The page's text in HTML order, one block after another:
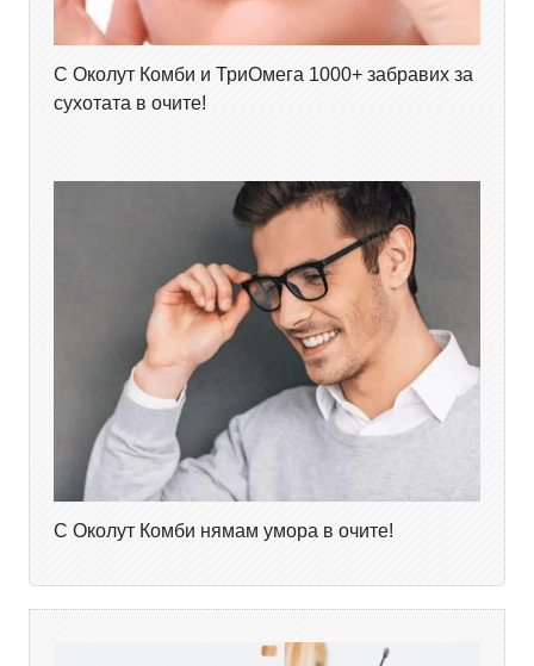
С Околут Комби и ТриОмега 1000+ забравих за
сухотата в очите!
С Околут Комби нямам умора в очите!